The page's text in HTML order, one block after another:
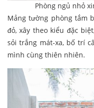
Phòng ngủ nhỏ
Mảng tường phòng tắm
đỏ, xây theo kiểu đặc
sỏi trắng mát-xa, bố trí
mình cùng thiên nhiên.